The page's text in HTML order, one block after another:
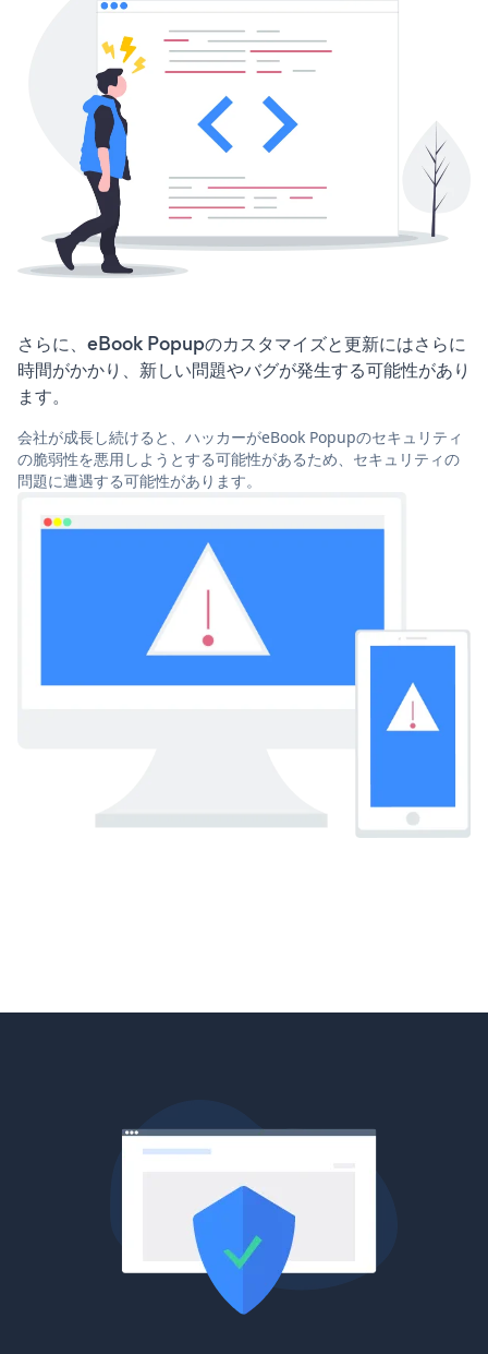
さらに、eBook Popupのカスタマイズと更新にはさらに
時間がかかり、新しい問題やバグが発生する可能性があり
ます。
会社が成長し続けると、ハッカーがeBook Popupのセキュリティ
の脆弱性を悪用しようとする可能性があるため、セキュリティの
問題に遭遇する可能性があります。